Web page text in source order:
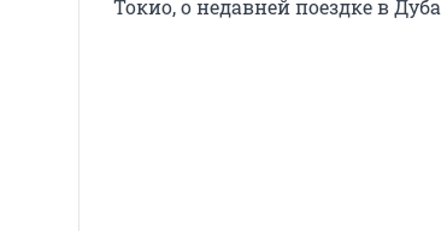
Токио, о недавней поездке в